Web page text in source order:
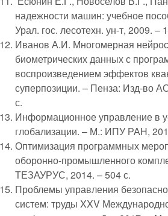
надежности машин: учебное
Урал. гос. лесотехн. ун-т, 2009. –
Иванов А.И. Многомерная
биометрических данных с
воспроизведением эффектов
суперпозиции. – Пенза: Изд-во
с.
Информационное управление в
глобализации. – М.: ИПУ РАН,
Оптимизация программных
оборонно-промышленного
ТЕЗАУРУС, 2014. – 504 с.
Проблемы управления
систем: труды XXV